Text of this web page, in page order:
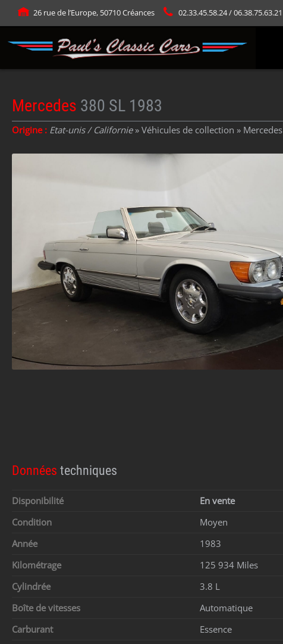
26 rue de l’Europe, 50710 Créances 02.33.45.58.24 / 06.38.75.63.21
Mercedes 380 SL 1983
Origine : Etat-unis / Californie» Véhicules de collection » Mercedes
Données techniques
Disponibilité
En vente
Condition
Moyen
Année
1983
Kilométrage
125 934 Miles
Cylindrée
3.8 L
Boîte de vitesses
Automatique
Carburant
Essence
Panneau de gestion des cookies